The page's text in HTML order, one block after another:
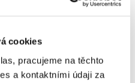
cookies
pracujeme na těchto
a kontaktními údaji za
článek